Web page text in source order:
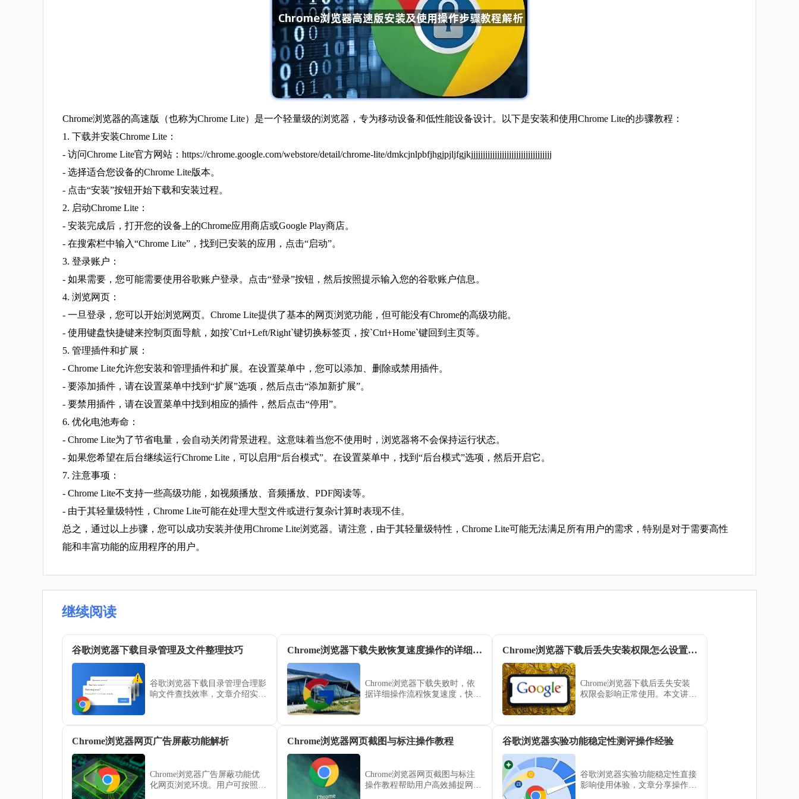
Chrome浏览器的高速版（也称为Chrome Lite）是一个轻量级的浏览器，专为移动设备和低性能设备设计。以下是安装和使用Chrome Lite的步骤教程：
1. 下载并安装Chrome Lite：
- 访问Chrome Lite官方网站：https://chrome.google.com/webstore/detail/chrome-lite/dmkcjnlpbfjhgjpjljfgjkjjjjjjjjjjjjjjjjjjjjjjjjjjjjjjjjjj
- 选择适合您设备的Chrome Lite版本。
- 点击“安装”按钮开始下载和安装过程。
2. 启动Chrome Lite：
- 安装完成后，打开您的设备上的Chrome应用商店或Google Play商店。
- 在搜索栏中输入“Chrome Lite”，找到已安装的应用，点击“启动”。
3. 登录账户：
- 如果需要，您可能需要使用谷歌账户登录。点击“登录”按钮，然后按照提示输入您的谷歌账户信息。
4. 浏览网页：
- 一旦登录，您可以开始浏览网页。Chrome Lite提供了基本的网页浏览功能，但可能没有Chrome的高级功能。
- 使用键盘快捷键来控制页面导航，如按`Ctrl+Left/Right`键切换标签页，按`Ctrl+Home`键回到主页等。
5. 管理插件和扩展：
- Chrome Lite允许您安装和管理插件和扩展。在设置菜单中，您可以添加、删除或禁用插件。
- 要添加插件，请在设置菜单中找到“扩展”选项，然后点击“添加新扩展”。
- 要禁用插件，请在设置菜单中找到相应的插件，然后点击“停用”。
6. 优化电池寿命：
- Chrome Lite为了节省电量，会自动关闭背景进程。这意味着当您不使用时，浏览器将不会保持运行状态。
- 如果您希望在后台继续运行Chrome Lite，可以启用“后台模式”。在设置菜单中，找到“后台模式”选项，然后开启它。
7. 注意事项：
- Chrome Lite不支持一些高级功能，如视频播放、音频播放、PDF阅读等。
- 由于其轻量级特性，Chrome Lite可能在处理大型文件或进行复杂计算时表现不佳。
总之，通过以上步骤，您可以成功安装并使用Chrome Lite浏览器。请注意，由于其轻量级特性，Chrome Lite可能无法满足所有用户的需求，特别是对于需要高性
能和丰富功能的应用程序的用户。
继续阅读
谷歌浏览器下载目录管理及文件整理技巧
谷歌浏览器下载目录管理合理影
响文件查找效率，文章介绍实用
Chrome浏览器下载失败恢复速度操作的详细流程
Chrome浏览器下载失败时，依
据详细操作流程恢复速度，快速
Chrome浏览器下载后丢失安装权限怎么设置恢复
Chrome浏览器下载后丢失安装
权限会影响正常使用。本文讲解
Chrome浏览器网页广告屏蔽功能解析
Chrome浏览器广告屏蔽功能优
化网页浏览环境。用户可按照功
Chrome浏览器网页截图与标注操作教程
Chrome浏览器网页截图与标注
操作教程帮助用户高效捕捉网页
谷歌浏览器实验功能稳定性测评操作经验
谷歌浏览器实验功能稳定性直接
影响使用体验，文章分享操作经